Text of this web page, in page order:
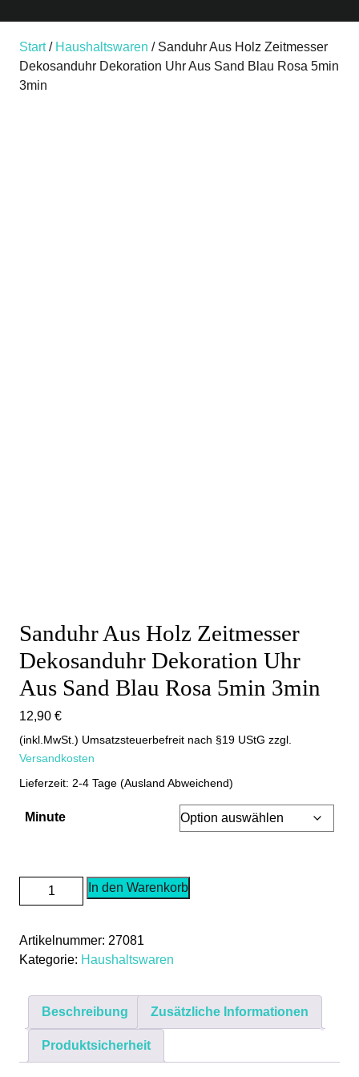
Start/ Haushaltswaren / Sanduhr Aus Holz Zeitmesser
Dekosanduhr Dekoration Uhr Aus Sand Blau Rosa 5min
3min
Sanduhr Aus Holz Zeitmesser
Dekosanduhr Dekoration Uhr
Aus Sand Blau Rosa 5min 3min
12,90 €
(inkl.MwSt.) Umsatzsteuerbefreit nach §19 UStG zzgl.
Versandkosten
Lieferzeit: 2-4 Tage (Ausland Abweichend)
Minute
Sanduhr
Aus
Zeitmesser
Dekosanduhr
Uhr
Sand
Blau
In den Warenkorb
Artikelnummer: 27081
Kategorie: Haushaltswaren
Beschreibung Zusätzliche Informationen
Produktsicherheit